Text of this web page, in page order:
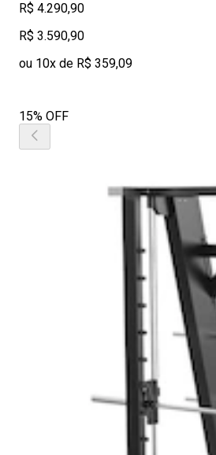
R$ 4.290,90
R$ 3.590,90
ou 10x de R$ 359,09
15% OFF